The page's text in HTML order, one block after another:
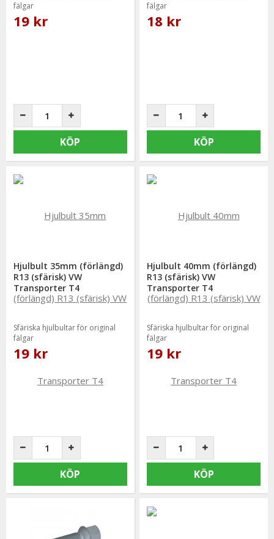
fälgar
19 kr
KÖP
fälgar
18 kr
KÖP
Hjulbult 35mm (förlängd)
R13 (sfärisk) VW
Transporter T4
Sfäriska hjulbultar för original
fälgar
19 kr
KÖP
Hjulbult 40mm (förlängd)
R13 (sfärisk) VW
Transporter T4
Sfäriska hjulbultar för original
fälgar
19 kr
KÖP